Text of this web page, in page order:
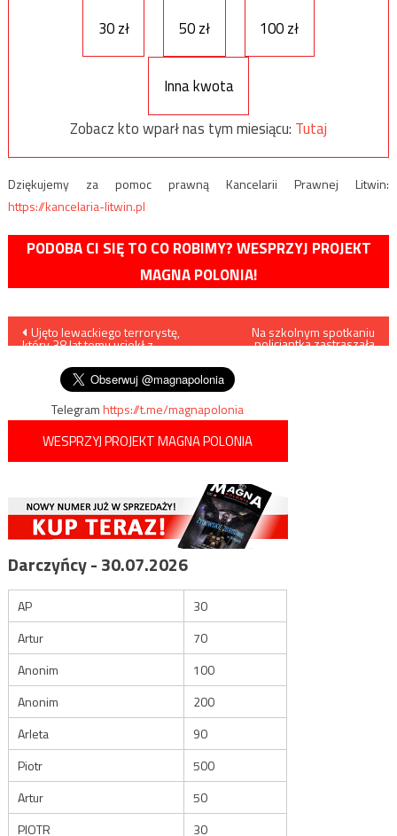
30 zł
50 zł 100 zł
Inna kwota
Zobacz kto wparł nas tym miesiącu: Tutaj
Dziękujemy za pomoc prawną Kancelarii Prawnej Litwin:
https://kancelaria-litwin.pl
PODOBA CI SIĘ TO CO ROBIMY? WESPRZYJ PROJEKT
MAGNA POLONIA!
Nawigacja
wpisu
Ujęto lewackiego terrorystę,
który 38 lat temu uciekł z
Na szkolnym spotkaniu
policjantka zastraszała
Telegramhttps://t.me/magnapolonia
WESPRZYJ PROJEKT MAGNA POLONIA
Darczyńcy - 30.07.2026
AP
30
Artur
70
Anonim
100
Anonim
200
Arleta
90
Piotr
500
Artur
50
PIOTR
30